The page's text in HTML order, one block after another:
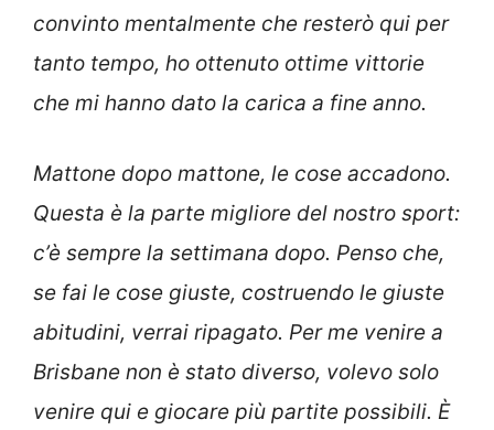
convinto mentalmente che resterò qui per
tanto tempo, ho ottenuto ottime vittorie
che mi hanno dato la carica a fine anno.
Mattone dopo mattone, le cose accadono.
Questa è la parte migliore del nostro sport:
c’è sempre la settimana dopo. Penso che,
se fai le cose giuste, costruendo le giuste
abitudini, verrai ripagato. Per me venire a
Brisbane non è stato diverso, volevo solo
venire qui e giocare più partite possibili. È